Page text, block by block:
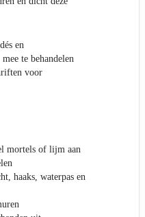
en
te behandelen
voor
mortels of lijm aan
haaks, waterpas en